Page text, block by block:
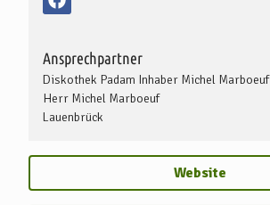
Ansprechpartner
Diskothek Padam Inhaber Michel Marboeuf
Herr Michel Marboeuf
Lauenbrück
Website